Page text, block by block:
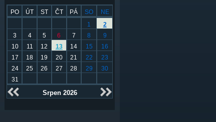
PO ÚT ST ČT PÁ SO
NE
1
2
3
4 5 6 7 8
9
10
11 12 13 14 15
16
17
18 19 20 21 22
23
24
25 26 27 28 29
30
31
Srpen 2026